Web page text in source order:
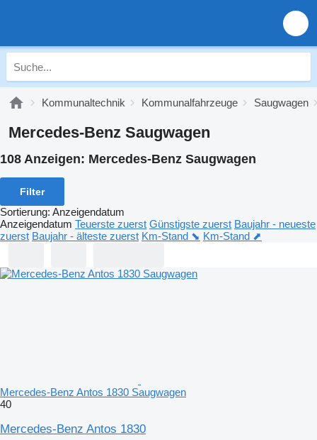
Kommunaltechnik Kommunalfahrzeuge Saugwagen
Mercedes-Benz Saugwagen
108 Anzeigen: Mercedes-Benz Saugwagen
Filter
Sortierung: Anzeigendatum
Anzeigendatum Teuerste zuerst Günstigste zuerst Baujahr - neueste
zuerst Baujahr - älteste zuerst Km-Stand ⬊ Km-Stand ⬈
Mercedes-Benz Antos 1830 Saugwagen
40
Mercedes-Benz Antos 1830